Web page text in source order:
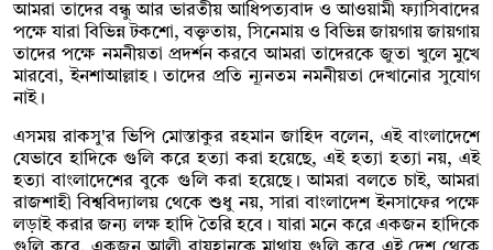
আমরা তাদের বন্ধু আর ভারতীয় আধিপত্যবাদ ও আওয়ামী ফ্যাসিবাদের
পক্ষে যারা বিভিন্ন টকশো, বক্তৃতায়, সিনেমায় ও বিভিন্ন জায়গায় জায়গায়
তাদের পক্ষে নমনীয়তা প্রদর্শন করবে আমরা তাদেরকে জুতা খুলে মুখে
মারবো, ইনশাআল্লাহ। তাদের প্রতি ন্যূনতম নমনীয়তা দেখানোর সুযোগ
নাই।
এসময় রাকসু'র ভিপি মোস্তাকুর রহমান জাহিদ বলেন, এই বাংলাদেশে
যেভাবে হাদিকে গুলি করে হত্যা করা হয়েছে, এই হত্যা হত্যা নয়, এই
হত্যা বাংলাদেশের বুকে গুলি করা হয়েছে। আমরা বলতে চাই, আমরা
রাজশাহী বিশ্ববিদ্যালয় থেকে শুধু নয়, সারা বাংলাদেশ ইনসাফের পক্ষে
লড়াই করার জন্য লক্ষ হাদি তৈরি হবে। যারা মনে করে একজন হাদিকে